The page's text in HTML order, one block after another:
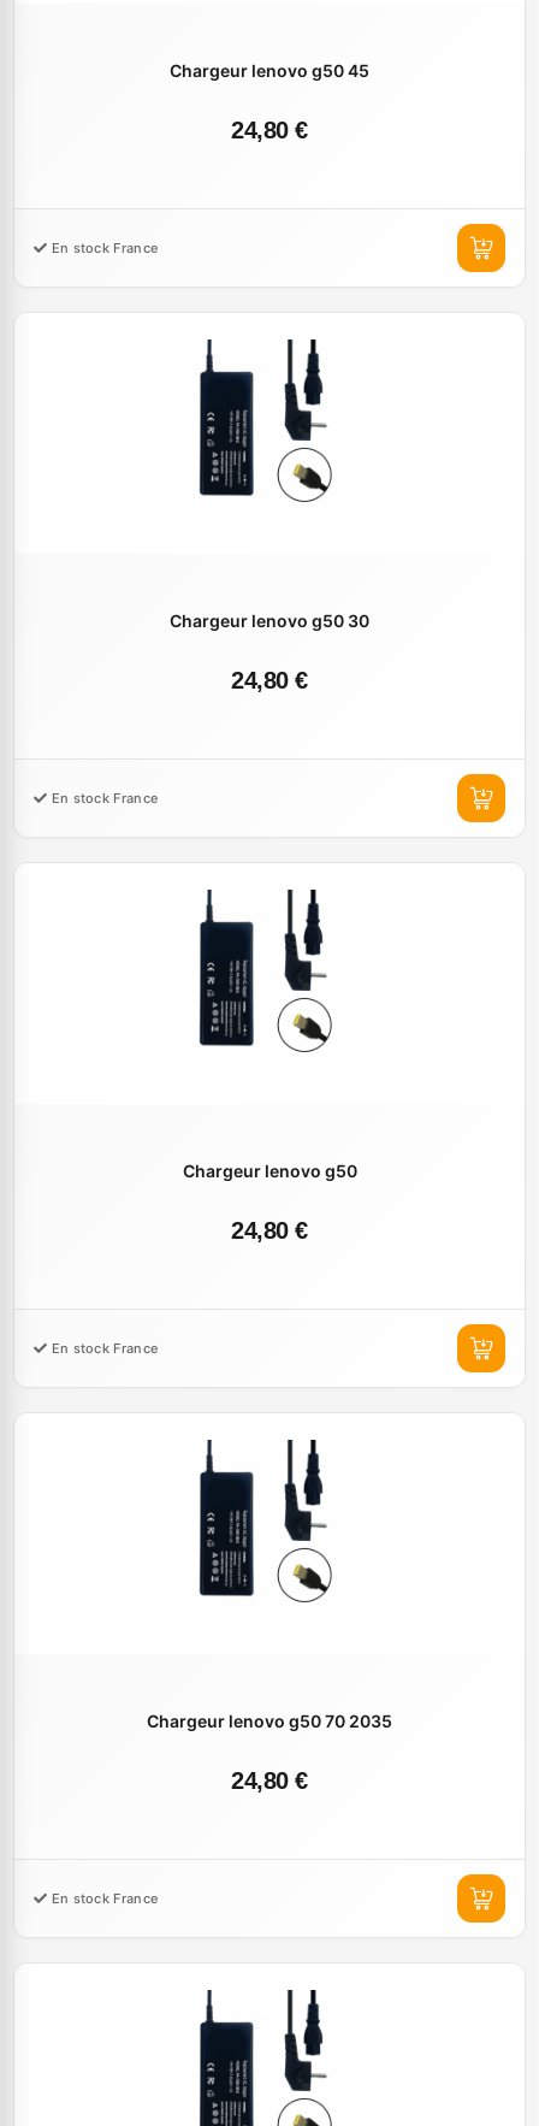
Chargeur lenovo g50 45
24,80 €
En stock France
Chargeur lenovo g50 30
24,80 €
En stock France
Chargeur lenovo g50
24,80 €
En stock France
Chargeur lenovo g50 70 2035
24,80 €
En stock France